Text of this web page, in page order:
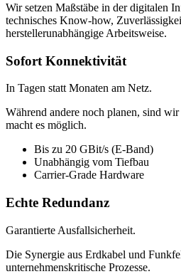
Wir setzen Maßstäbe in der digitalen
technisches Know-how,
herstellerunabhängige Arbeitsweise.
Sofort Konnektivität
In Tagen statt Monaten am Netz.
Während andere noch planen, sind
macht es möglich.
Bis zu 20 GBit/s (E-Band)
Unabhängig vom Tiefbau
Carrier-Grade Hardware
Echte Redundanz
Garantierte Ausfallsicherheit.
Die Synergie aus Erdkabel und
unternehmenskritische Prozesse.